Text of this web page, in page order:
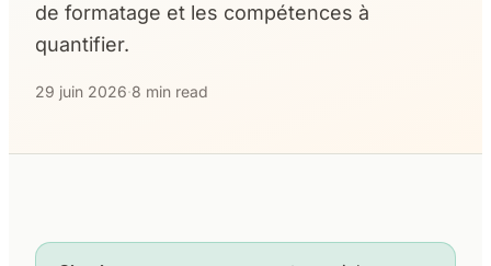
de formatage et les compétences à
quantifier.
29 juin 2026·8 min read